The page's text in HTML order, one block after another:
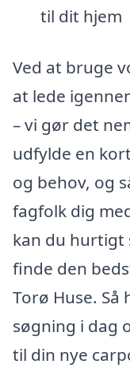
til dit hjem
Ved at bruge
at lede
– vi gør det
udfylde en
og behov, og
fagfolk dig
kan du hurtigt
finde den
Torø Huse.
søgning i dag
til din nye